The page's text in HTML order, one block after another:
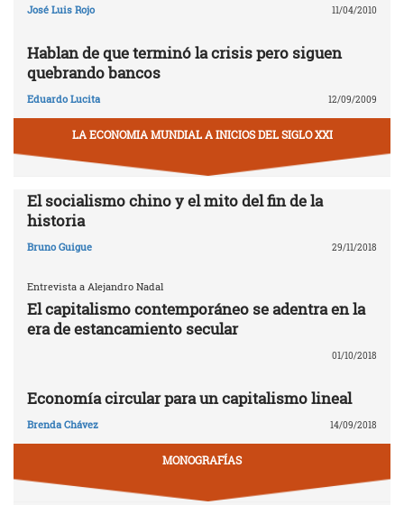
José Luis Rojo 11/04/2010
Hablan de que terminó la crisis pero siguen
quebrando bancos
Eduardo Lucita 12/09/2009
LA ECONOMIA MUNDIAL A INICIOS DEL SIGLO XXI
El socialismo chino y el mito del fin de la
historia
Bruno Guigue 29/11/2018
Entrevista a Alejandro Nadal
El capitalismo contemporáneo se adentra en la
era de estancamiento secular
01/10/2018
Economía circular para un capitalismo lineal
Brenda Chávez 14/09/2018
MONOGRAFÍAS